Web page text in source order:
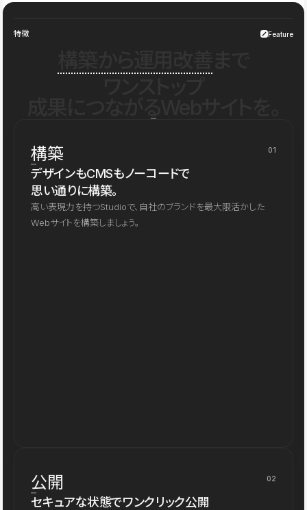
特徴 Feature
構築 01
デザインもCMSもノーコードで
思い通りに構築。
高い表現力を持つStudioで、自社のブランドを最大限活かした
Webサイトを構築しましょう。
公開 02
セキュアな状態でワンクリック公開